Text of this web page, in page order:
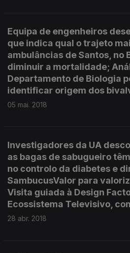
Equipa de engenheiros
que indica qual o trajeto
ambulâncias de Santos, no
diminuir a mortalidade;
Departamento de Biologia
identificar origem dos
05 mai. 2018
Investigadores da UA
as bagas de sabugueiro
no controlo da diabetes e
SambucusValor para
Visita guiada à Design
Ecossistema Televisivo,
28 abr. 2018